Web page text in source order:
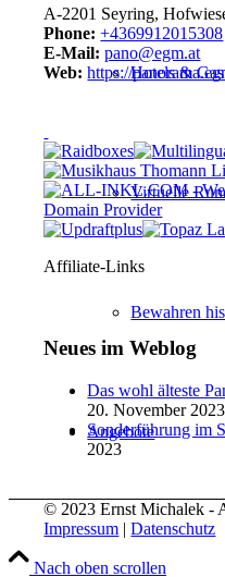
Hotels &
Virtuelle
Bewahren
Angebote
A-2201 Seyring,
Phone: +4369912015308
E-Mail: pano@egm.at
Web: https://
Affiliate-Links
Neues im Weblog
Das wohl älteste
20. November 2023
Sonderführung im
2023
© 2023 Ernst Michalek -
Impressum |Datenschutz
Nach oben scrollen